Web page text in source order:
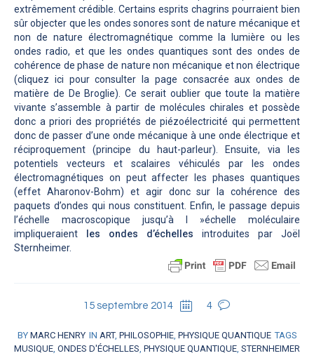
extrêmement crédible. Certains esprits chagrins pourraient bien
sûr objecter que les ondes sonores sont de nature mécanique et
non de nature électromagnétique comme la lumière ou les
ondes radio, et que les ondes quantiques sont des ondes de
cohérence de phase de nature non mécanique et non électrique
(cliquez ici pour consulter la page consacrée aux ondes de
matière de De Broglie). Ce serait oublier que toute la matière
vivante s’assemble à partir de molécules chirales et possède
donc a priori des propriétés de piézoélectricité qui permettent
donc de passer d’une onde mécanique à une onde électrique et
réciproquement (principe du haut-parleur). Ensuite, via les
potentiels vecteurs et scalaires véhiculés par les ondes
électromagnétiques on peut affecter les phases quantiques
(effet Aharonov-Bohm) et agir donc sur la cohérence des
paquets d’ondes qui nous constituent. Enfin, le passage depuis
l’échelle macroscopique jusqu’à l »échelle moléculaire
impliqueraient les ondes d’échelles introduites par Joël
Sternheimer.
15 septembre 2014 4
BY MARC HENRY IN ART, PHILOSOPHIE, PHYSIQUE QUANTIQUE TAGS
MUSIQUE ONDES D'ÉCHELLES PHYSIQUE QUANTIQUE STERNHEIMER